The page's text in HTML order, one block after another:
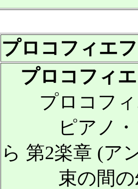
プロコフィエ
プロコフィ
プロコフィ
ピアノ・ソ
ら 第2楽章 (ア
束の間の幻